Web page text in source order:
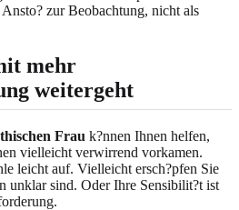
zur Beobachtung, nicht als
mehr
weitergeht
Frau k?nnen Ihnen helfen,
vielleicht verwirrend vorkamen.
leicht auf. Vielleicht ersch?pfen Sie
unklar sind. Oder Ihre Sensibilit?t ist